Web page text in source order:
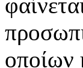
οποίων